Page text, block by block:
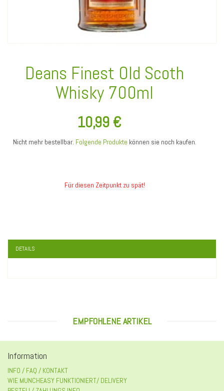
Deans Finest Old Scoth
Whisky 700ml
10,99 €
Nicht mehr bestellbar. Folgende Produkte können sie noch kaufen.
Für diesen Zeitpunkt zu spät!
DETAILS
EMPFOHLENE ARTIKEL
Information
INFO / FAQ / KONTAKT
WIE MUNCHEASY FUNKTIONIERT/ DELIVERY